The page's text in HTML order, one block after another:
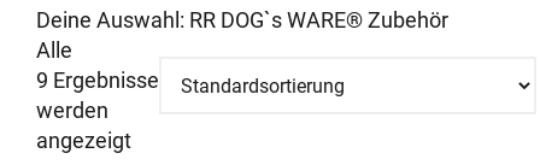
Deine Auswahl: RR DOG`s WARE® Zubehör
Alle
9 Ergebnisse
werden
angezeigt